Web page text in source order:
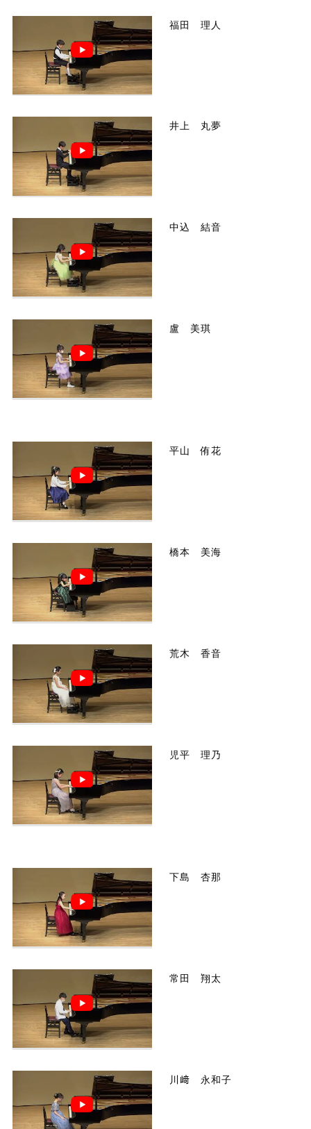
福田 理人
井上 丸夢
中込 結音
盧 美琪
平山 侑花
橋本 美海
荒木 香音
児平 理乃
下島 杏那
常田 翔太
川﨑 永和子